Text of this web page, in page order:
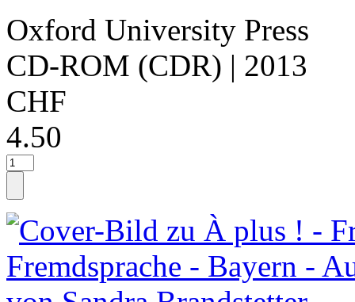
Oxford University Press
CD-ROM (CDR) | 2013
CHF
4.50